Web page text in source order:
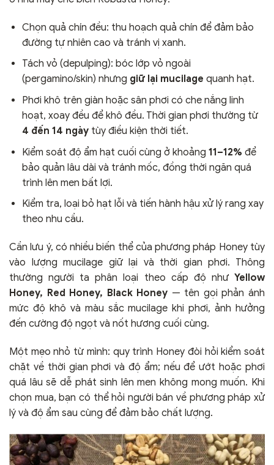
Chọn quả chín đều: thu hoạch quả chín để đảm bảo
đường tự nhiên cao và tránh vị xanh.
Tách vỏ (depulping): bóc lớp vỏ ngoài
(pergamino/skin) nhưng giữ lại mucilage quanh hạt.
Phơi khô trên giàn hoặc sân phơi có che nắng linh
hoạt, xoay đều để khô đều. Thời gian phơi thường từ
4 đến 14 ngàytùy điều kiện thời tiết.
Kiểm soát độ ẩm hạt cuối cùng ở khoảng 11–12% để
bảo quản lâu dài và tránh mốc, đồng thời ngăn quá
trình lên men bất lợi.
Kiểm tra, loại bỏ hạt lỗi và tiến hành hậu xử lý rang xay
theo nhu cầu.
Cần lưu ý, có nhiều biến thể của phương pháp Honey tùy
vào lượng mucilage giữ lại và thời gian phơi. Thông
thường người ta phân loại theo cấp độ như Yellow
Honey, Red Honey, Black Honey — tên gọi phản ánh
mức độ khô và màu sắc mucilage khi phơi, ảnh hưởng
đến cường độ ngọt và nốt hương cuối cùng.
Một mẹo nhỏ từ mình: quy trình Honey đòi hỏi kiểm soát
chặt về thời gian phơi và độ ẩm; nếu để ướt hoặc phơi
quá lâu sẽ dễ phát sinh lên men không mong muốn. Khi
chọn mua, bạn có thể hỏi người bán về phương pháp xử
lý và độ ẩm sau cùng để đảm bảo chất lượng.